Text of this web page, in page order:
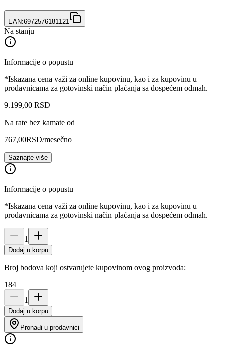
EAN:6972576181121
Na stanju
Informacije o popustu
*Iskazana cena važi za online kupovinu, kao i za kupovinu u
prodavnicama za gotovinski način plaćanja sa dospećem odmah.
9.199,00 RSD
Na rate bez kamate od
767,00RSD/mesečno
Saznajte više
Informacije o popustu
*Iskazana cena važi za online kupovinu, kao i za kupovinu u
prodavnicama za gotovinski način plaćanja sa dospećem odmah.
1
Dodaj u korpu
Broj bodova koji ostvarujete kupovinom ovog proizvoda:
184
1
Dodaj u korpu
Pronađi u prodavnici